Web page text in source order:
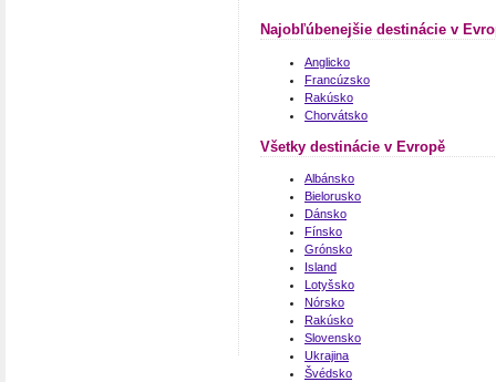
Najobľúbenejšie destinácie v
Anglicko
Francúzsko
Rakúsko
Chorvátsko
Všetky destinácie v Evropě
Albánsko
Bielorusko
Dánsko
Fínsko
Grónsko
Island
Lotyšsko
Nórsko
Rakúsko
Slovensko
Ukrajina
Švédsko